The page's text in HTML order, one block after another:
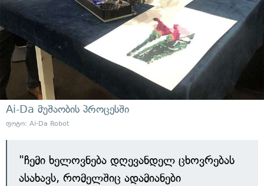
Ai-Da მუშაობის პროცესში
ფოტო: Ai-Da Robot
"ჩემი ხელოვნება დღევანდელ ცხოვრებას
ასახავს, რომელშიც ადამიანები